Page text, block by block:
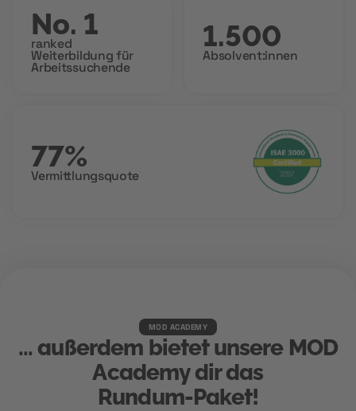
No. 1
ranked
Weiterbildung für
Arbeitssuchende
1.500
Absolvent:innen
77%
Vermittlungsquote
MOD ACADEMY
... außerdem bietet unsere MOD
Academy dir das
Rundum-Paket!